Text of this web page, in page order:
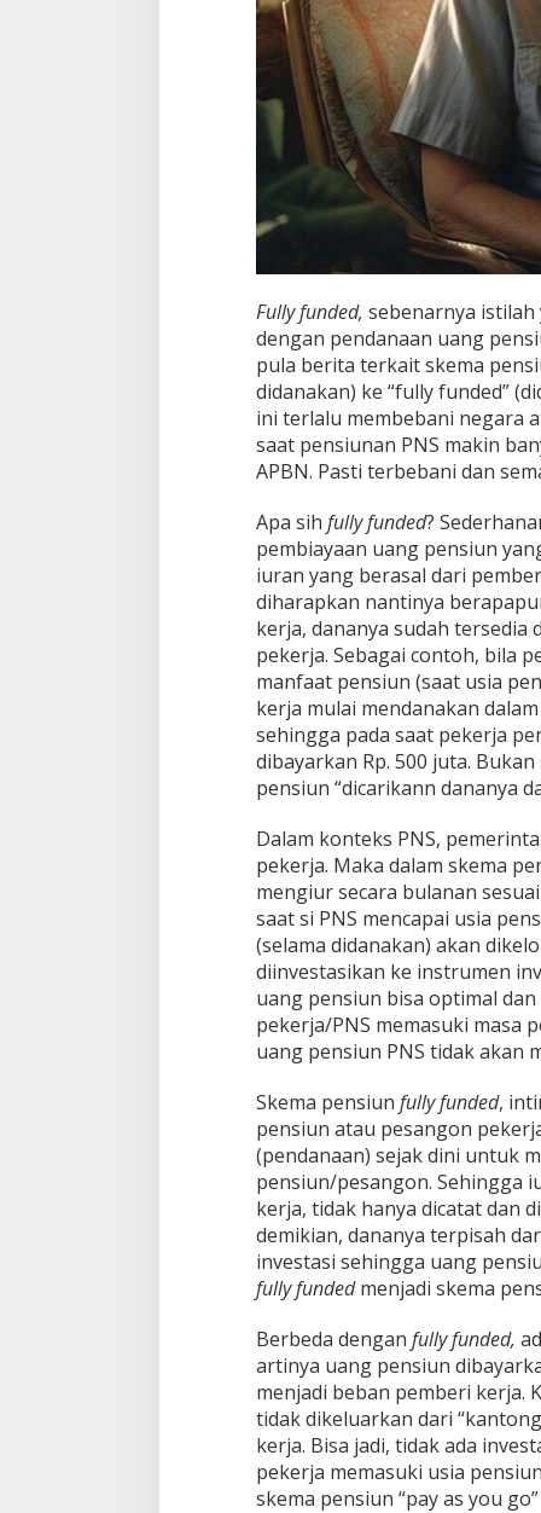
Fully funded, sebenarnya
dengan pendanaan uang
pula berita terkait skema
didanakan) ke “fully funded”
ini terlalu membebani negara
saat pensiunan PNS makin
APBN. Pasti terbebani dan
Apa sih fully funded?
pembiayaan uang pensiun
iuran yang berasal dari
diharapkan nantinya
kerja, dananya sudah tersedia
pekerja. Sebagai contoh, bila
manfaat pensiun (saat usia
kerja mulai mendanakan
sehingga pada saat pekerja
dibayarkan Rp. 500 juta.
pensiun “dicarikann dananya
Dalam konteks PNS,
pekerja. Maka dalam skema
mengiur secara bulanan
saat si PNS mencapai usia
(selama didanakan) akan
diinvestasikan ke instrumen
uang pensiun bisa optimal
pekerja/PNS memasuki masa
uang pensiun PNS tidak akan
Skema pensiun fully funded,
pensiun atau pesangon
(pendanaan) sejak dini untuk
pensiun/pesangon. Sehingga
kerja, tidak hanya dicatat dan
demikian, dananya terpisah
investasi sehingga uang
fully fundedmenjadi skema
Berbeda dengan fully funded,
artinya uang pensiun
menjadi beban pemberi kerja.
tidak dikeluarkan dari
kerja. Bisa jadi, tidak ada
pekerja memasuki usia
skema pensiun “pay as you